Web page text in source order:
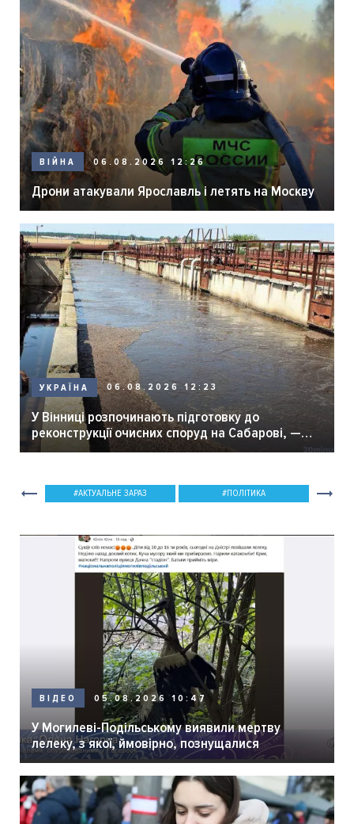
ВІЙНА 06.08.2026 12:26
Дрони атакували Ярославль і летять на Москву
УКРАЇНА 06.08.2026 12:23
У Вінниці розпочинають підготовку до
реконструкції очисних споруд на Сабарові, —
мер Вінниці.
АКТУАЛЬНЕ ЗАРАЗ ПОЛІТИКА
ВІДЕО 05.08.2026 10:47
У Могилеві-Подільському виявили мертву
лелеку, з якої, ймовірно, познущалися